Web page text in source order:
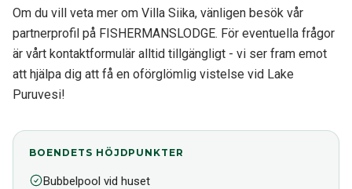
Om du vill veta mer om Villa Siika, vänligen besök vår
partnerprofil på FISHERMANSLODGE. För eventuella frågor
är vårt kontaktformulär alltid tillgängligt - vi ser fram emot
att hjälpa dig att få en oförglömlig vistelse vid Lake
Puruvesi!
BOENDETS HÖJDPUNKTER
Bubbelpool vid huset